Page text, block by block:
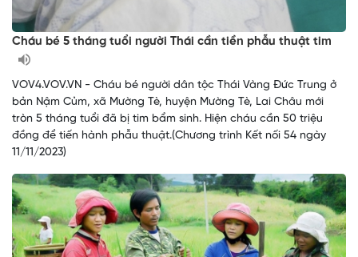
Cháu bé 5 tháng tuổi người Thái cần tiền phẫu thuật tim
VOV4.VOV.VN - Cháu bé người dân tộc Thái Vàng Đức Trung ở
bản Nậm Củm, xã Mường Tè, huyện Mường Tè, Lai Châu mới
tròn 5 tháng tuổi đã bị tim bẩm sinh. Hiện cháu cần 50 triệu
đồng để tiến hành phẫu thuật.(Chương trình Kết nối 54 ngày
11/11/2023)